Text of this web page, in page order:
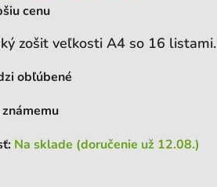
cenu
zošit veľkosti A4 so 16 listami.
obľúbené
Na sklade (doručenie už 12.08.)